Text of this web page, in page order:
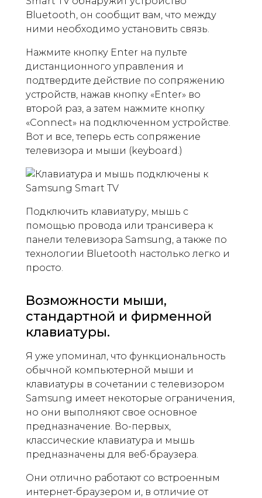
Bluetooth, он сообщит вам, что между
ними необходимо установить связь.
Нажмите кнопку Enter на пульте
дистанционного управления и
подтвердите действие по сопряжению
устройств, нажав кнопку «Enter» во
второй раз, а затем нажмите кнопку
«Connect» на подключенном устройстве.
Вот и все, теперь есть сопряжение
телевизора и мыши (keyboard.)
Подключить клавиатуру, мышь с
помощью провода или трансивера к
панели телевизора Samsung, а также по
технологии Bluetooth настолько легко и
просто.
Возможности мыши,
стандартной и фирменной
клавиатуры.
Я уже упоминал, что функциональность
обычной компьютерной мыши и
клавиатуры в сочетании с телевизором
Samsung имеет некоторые ограничения,
но они выполняют свое основное
предназначение. Во-первых,
классические клавиатура и мышь
предназначены для веб-браузера.
Они отлично работают со встроенным
интернет-браузером и, в отличие от